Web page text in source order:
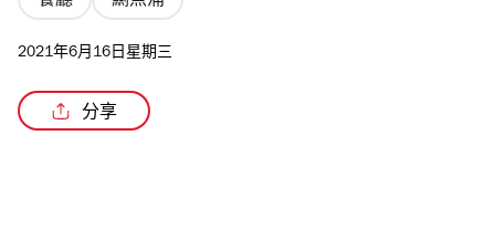
2021年6月16日星期三
分享